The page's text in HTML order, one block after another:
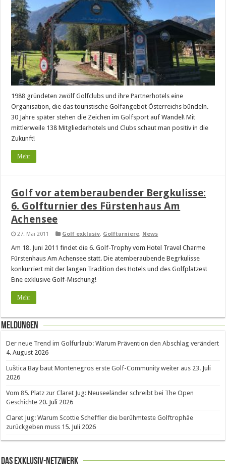
1988 gründeten zwölf Golfclubs und ihre Partnerhotels eine
Organisation, die das touristische Golfangebot Österreichs bündeln.
30 Jahre später stehen die Zeichen im Golfsport auf Wandel! Mit
mittlerweile 138 Mitgliederhotels und Clubs schaut man positiv in die
Zukunft!
Mehr
Golf vor atemberaubender Bergkulisse:
6. Golfturnier des Fürstenhaus Am
Achensee
27. Mai 2011 Golf exklusiv, Golfturniere, News
Am 18. Juni 2011 findet die 6. Golf-Trophy vom Hotel Travel Charme
Fürstenhaus Am Achensee statt. Die atemberaubende Begrkulisse
konkurriert mit der langen Tradition des Hotels und des Golfplatzes!
Eine exklusive Golf-Mischung!
Mehr
Meldungen
Der neue Trend im Golfurlaub: Warum Prävention den Abschlag verändert
4. August 2026
Luštica Bay baut Montenegros erste Golf-Community weiter aus 23. Juli
2026
Vom 85. Platz zur Claret Jug: Neuseeländer schreibt bei The Open
Geschichte 20. Juli 2026
Claret Jug: Warum Scottie Scheffler die berühmteste Golftrophäe
zurückgeben muss 15. Juli 2026
Das Exklusiv-Netzwerk